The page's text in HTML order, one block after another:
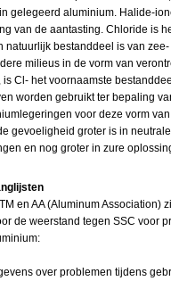
gelegeerd aluminium. Halide-
van de aantasting. Chloride is
natuurlijk bestanddeel is van
milieus in de vorm van
is Cl- het voornaamste
worden gebruikt ter bepaling
voor deze vorm
gevoeligheid groter is in
en nog groter in zure
en AA (Aluminum Association)
de weerstand tegen SSC voor
over problemen tijdens